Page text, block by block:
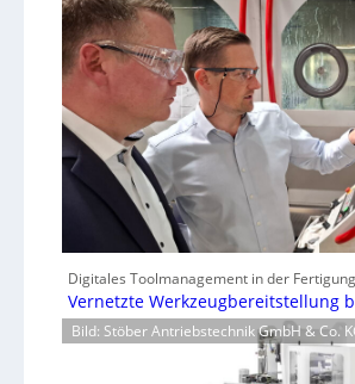
Digitales Toolmanagement in der Fertigung
Vernetzte Werkzeugbereitstellung
Bild: Stöber Antriebstechnik GmbH & Co.